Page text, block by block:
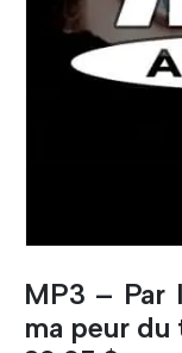
MP3 – Par
ma peur